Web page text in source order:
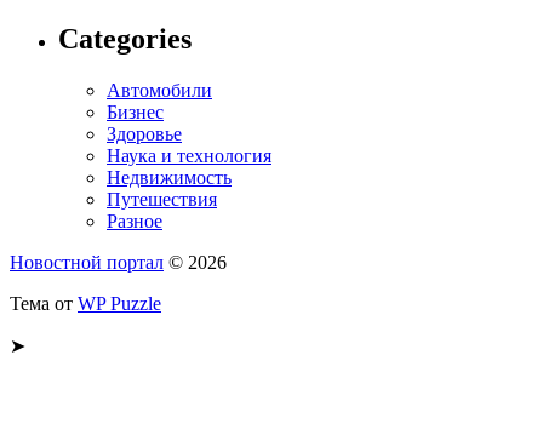
Categories
Автомобили
Бизнес
Здоровье
Наука и технология
Недвижимость
Путешествия
Разное
Новостной портал © 2026
Тема от WP Puzzle
➤